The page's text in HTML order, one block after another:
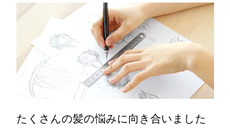
たくさんの髪の悩みに向き合いました